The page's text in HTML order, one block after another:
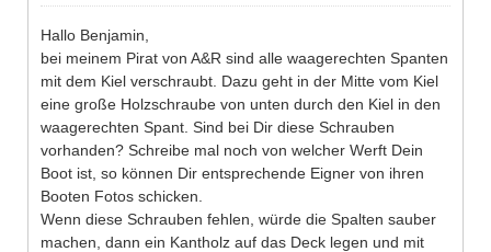
Hallo Benjamin,
bei meinem Pirat von A&R sind alle waagerechten Spanten
mit dem Kiel verschraubt. Dazu geht in der Mitte vom Kiel
eine große Holzschraube von unten durch den Kiel in den
waagerechten Spant. Sind bei Dir diese Schrauben
vorhanden? Schreibe mal noch von welcher Werft Dein
Boot ist, so können Dir entsprechende Eigner von ihren
Booten Fotos schicken.
Wenn diese Schrauben fehlen, würde die Spalten sauber
machen, dann ein Kantholz auf das Deck legen und mit